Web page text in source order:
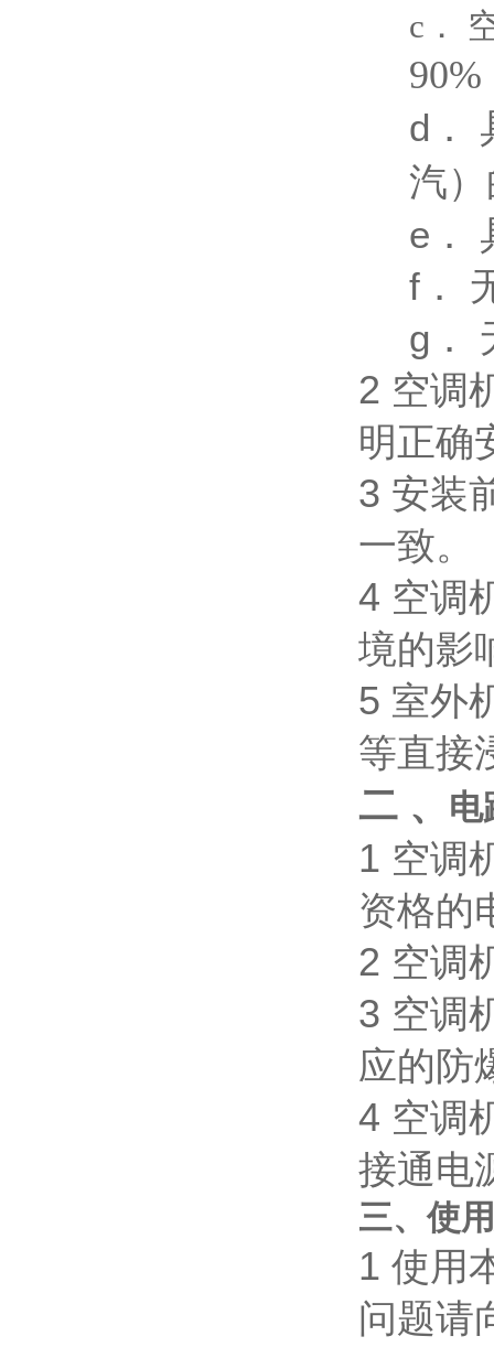
c．
90%
d．
汽
e．
f．
g．
2 空调
明正确
3 安装
一致。
4 空调
境的影
5 室外
等直接
二 、 电
1 空调
资格的
2 空调
3 空调
应的防
4 空调
接通电
三、使
1 使用
问题请